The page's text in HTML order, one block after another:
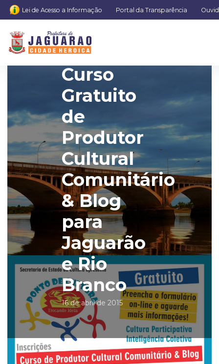
Lei de Acesso a Informação Portal da Transparência
Atenção!
Curso
Gratuito
de
Produtor
Cultural
Comunitário
& Blog
para
Jaguarão
e Rio
Branco
16 de abril de 2015